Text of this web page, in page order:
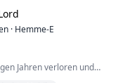
die Kurve meiner
unter seiner
· Hemme-E
Jahren verloren und